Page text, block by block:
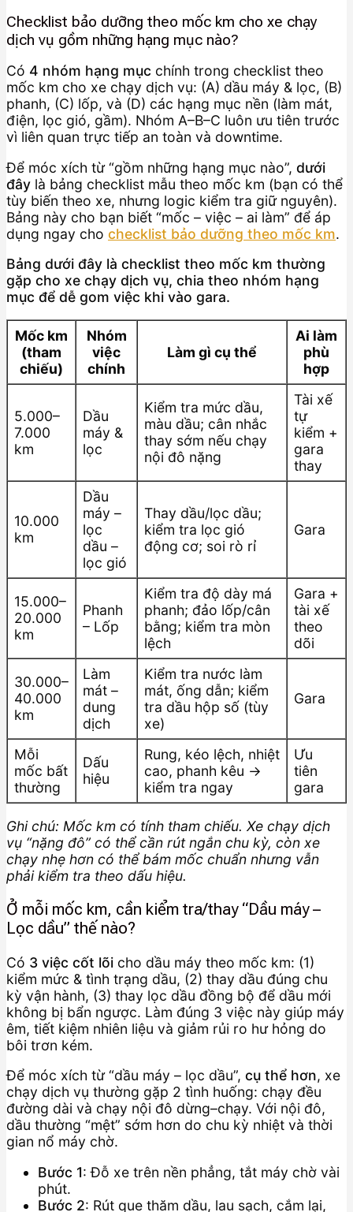
Checklist bảo dưỡng theo mốc km cho xe chạy
dịch vụ gồm những hạng mục nào?
Có 4 nhóm hạng mục chính trong checklist theo
mốc km cho xe chạy dịch vụ: (A) dầu máy & lọc, (B)
phanh, (C) lốp, và (D) các hạng mục nền (làm mát,
điện, lọc gió, gầm). Nhóm A–B–C luôn ưu tiên trước
vì liên quan trực tiếp an toàn và downtime.
Để móc xích từ “gồm những hạng mục nào”, dưới
đây là bảng checklist mẫu theo mốc km (bạn có thể
tùy biến theo xe, nhưng logic kiểm tra giữ nguyên).
Bảng này cho bạn biết “mốc – việc – ai làm” để áp
dụng ngay cho checklist bảo dưỡng theo mốc km.
Bảng dưới đây là checklist theo mốc km thường
gặp cho xe chạy dịch vụ, chia theo nhóm hạng
mục để dễ gom việc khi vào gara.
Mốc km
(tham
chiếu)
Nhóm
việc
chính
Làm gì cụ thể
Ai làm
phù
hợp
5.000–
7.000
km
Dầu
máy &
lọc
Kiểm tra mức dầu,
màu dầu; cân nhắc
thay sớm nếu chạy
nội đô nặng
Tài xế
tự
kiểm +
gara
thay
10.000
km
Dầu
máy –
lọc
dầu –
lọc gió
Thay dầu/lọc dầu;
kiểm tra lọc gió
động cơ; soi rò rỉ
Gara
15.000–
20.000
km
Phanh
– Lốp
Kiểm tra độ dày má
phanh; đảo lốp/cân
bằng; kiểm tra mòn
lệch
Gara +
tài xế
theo
dõi
30.000–
40.000
km
Làm
mát –
dung
dịch
Kiểm tra nước làm
mát, ống dẫn; kiểm
tra dầu hộp số (tùy
xe)
Gara
Mỗi
mốc bất
thường
Dấu
hiệu
Rung, kéo lệch, nhiệt
cao, phanh kêu →
kiểm tra ngay
Ưu
tiên
gara
Ghi chú: Mốc km có tính tham chiếu. Xe chạy dịch
vụ “nặng đô” có thể cần rút ngắn chu kỳ, còn xe
chạy nhẹ hơn có thể bám mốc chuẩn nhưng vẫn
phải kiểm tra theo dấu hiệu.
Ở mỗi mốc km, cần kiểm tra/thay “Dầu máy –
Lọc dầu” thế nào?
Có 3 việc cốt lõi cho dầu máy theo mốc km: (1)
kiểm mức & tình trạng dầu, (2) thay dầu đúng chu
kỳ vận hành, (3) thay lọc dầu đồng bộ để dầu mới
không bị bẩn ngược. Làm đúng 3 việc này giúp máy
êm, tiết kiệm nhiên liệu và giảm rủi ro hư hỏng do
bôi trơn kém.
Để móc xích từ “dầu máy – lọc dầu”, cụ thể hơn, xe
chạy dịch vụ thường gặp 2 tình huống: chạy đều
đường dài và chạy nội đô dừng–chạy. Với nội đô,
dầu thường “mệt” sớm hơn do chu kỳ nhiệt và thời
gian nổ máy chờ.
Bước 1: Đỗ xe trên nền phẳng, tắt máy chờ vài
phút.
Bước 2: Rút que thăm dầu, lau sạch, cắm lại,